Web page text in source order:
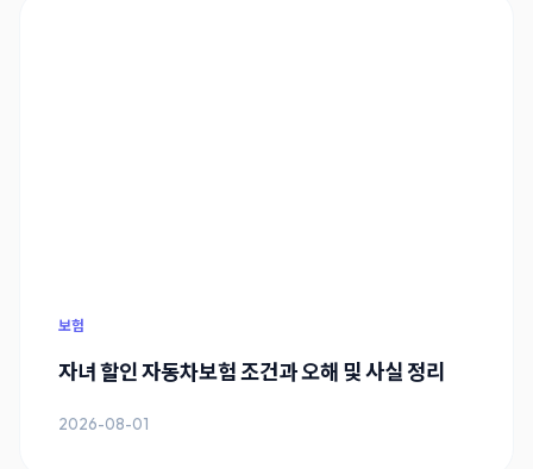
보험
자녀 할인 자동차보험 조건과 오해 및 사실 정리
2026-08-01